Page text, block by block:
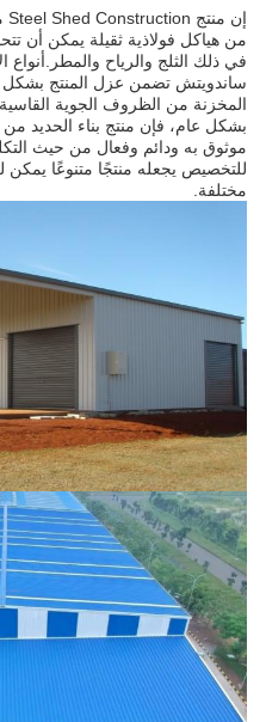
من هياكل فولاذية ثقيلة يمكن أن
في ذلك الثلج والرياح والمطر.أنواع
ساندويتش تضمن عزل المنتج بشكل
المخزنة من الظروف الجوية القاسية.
موثوق به ودائم وفعال من حيث
للتخصيص يجعله منتجًا متنوعًا يمكن
مختلفة.